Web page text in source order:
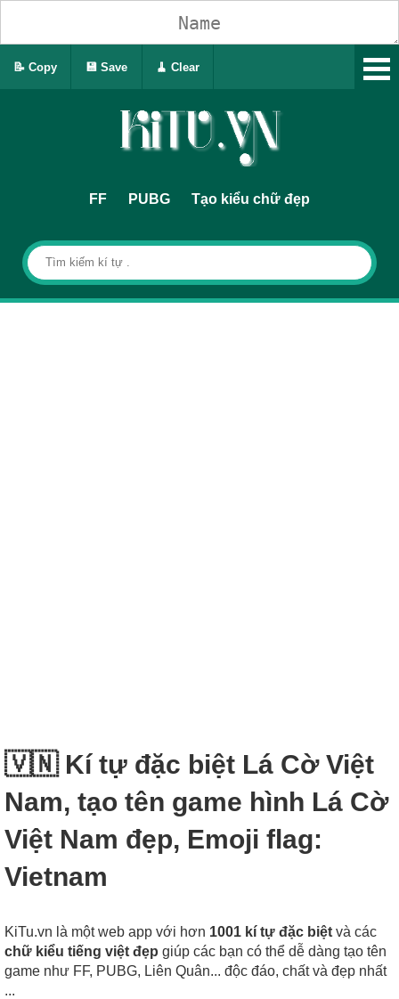
FF PUBG Tạo kiểu chữ đẹp
🇻🇳 Kí tự đặc biệt Lá Cờ Việt
Nam, tạo tên game hình Lá Cờ
Việt Nam đẹp, Emoji flag:
Vietnam
KiTu.vn là một web app với hơn 1001 kí tự đặc biệt và các
chữ kiểu tiếng việt đẹp giúp các bạn có thể dễ dàng tạo tên
game như FF, PUBG, Liên Quân... độc đáo, chất và đẹp nhất
...
📝 Copy 💾 Save 🧹 Clear